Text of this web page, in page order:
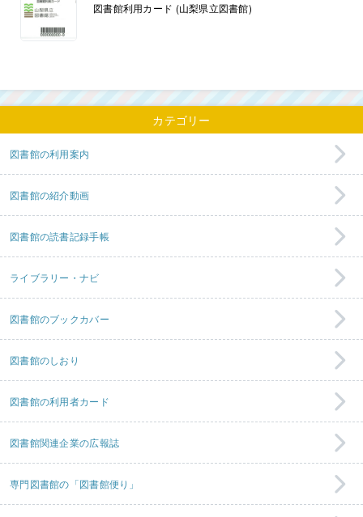
図書館利用カード (山梨県立図書館)
カテゴリー
図書館の利用案内
図書館の紹介動画
図書館の読書記録手帳
ライブラリー・ナビ
図書館のブックカバー
図書館のしおり
図書館の利用者カード
図書館関連企業の広報誌
専門図書館の「図書館便り」